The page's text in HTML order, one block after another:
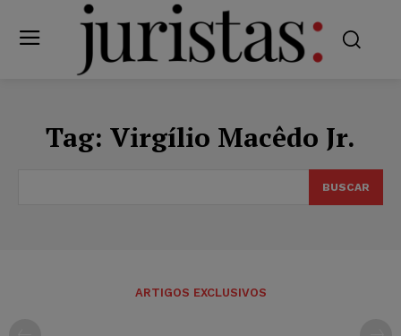
Tag: Virgílio Macêdo Jr.
BUSCAR
ARTIGOS EXCLUSIVOS